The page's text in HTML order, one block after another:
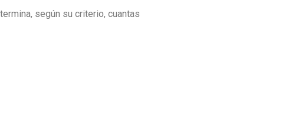
según su criterio, cuantas